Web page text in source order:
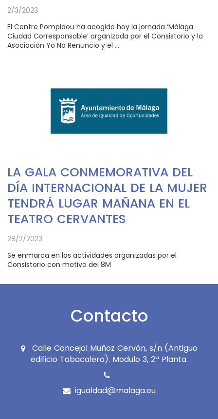
2/3/2023
El Centre Pompidou ha acogido hoy la jornada ‘Málaga
Ciudad Corresponsable’ organizada por el Consistorio y la
Asociación Yo No Renuncio y el ...
LA GALA CONMEMORATIVA DEL
DÍA INTERNACIONAL DE LA MUJER
TENDRÁ LUGAR MAÑANA EN EL
TEATRO CERVANTES
28/2/2023
Se enmarca en las actividades organizadas por el
Consistorio con motivo del 8M
Contacto
Calle Concejal Muñoz Cerván, s/n (Antiguo
edificio Tabacalera). Modulo 3, 2ª Planta.
igualdad@malaga.eu